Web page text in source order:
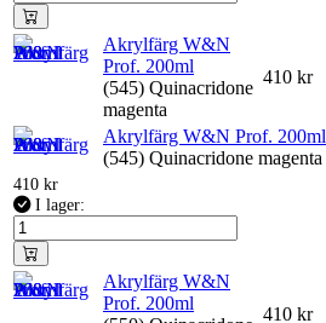
Akrylfärg W&N
Prof. 200ml
(545) Quinacridone
magenta
410 kr
Akrylfärg W&N Prof. 200ml
(545) Quinacridone magenta
410 kr
I lager:
Akrylfärg W&N
Prof. 200ml
410 kr